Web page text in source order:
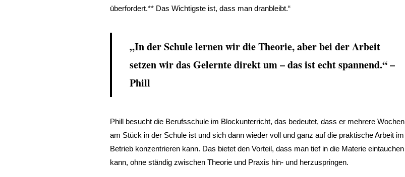
überfordert.** Das Wichtigste ist, dass man dranbleibt.“
„In der Schule lernen wir die Theorie, aber bei der Arbeit
setzen wir das Gelernte direkt um – das ist echt spannend.“ –
Phill
Phill besucht die Berufsschule im Blockunterricht, das bedeutet, dass er mehrere Wochen
am Stück in der Schule ist und sich dann wieder voll und ganz auf die praktische Arbeit im
Betrieb konzentrieren kann. Das bietet den Vorteil, dass man tief in die Materie eintauchen
kann, ohne ständig zwischen Theorie und Praxis hin- und herzuspringen.